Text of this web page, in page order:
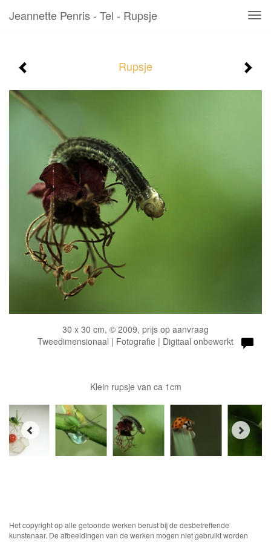
Jeannette Penris - Tel - Rupsje
Rupsje
30 x 30 cm, © 2009, prijs op aanvraag
Tweedimensionaal | Fotografie | Digitaal onbewerkt
Klein rupsje van ca 1cm
Het copyright op alle getoonde werken berust bij de desbetreffende
kunstenaar. De afbeeldingen van de werken mogen niet gebruikt worden